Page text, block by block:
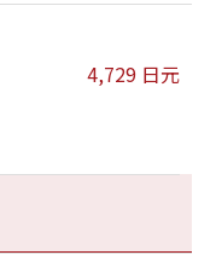
4,729 日元